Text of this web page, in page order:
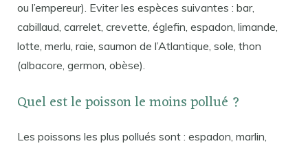
ou l’empereur). Eviter les espèces suivantes : bar,
cabillaud, carrelet, crevette, églefin, espadon, limande,
lotte, merlu, raie, saumon de l’Atlantique, sole, thon
(albacore, germon, obèse).
Quel est le poisson le moins pollué ?
Les poissons les plus pollués sont : espadon, marlin,